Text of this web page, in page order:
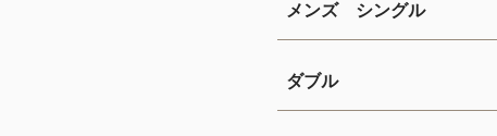
メンズ シングル
ダブル